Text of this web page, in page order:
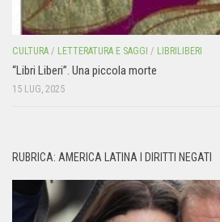
CULTURA / LETTERATURA E SAGGI / LIBRILIBERI
“Libri Liberi”. Una piccola morte
15 LUG, 2025
RUBRICA: AMERICA LATINA I DIRITTI NEGATI